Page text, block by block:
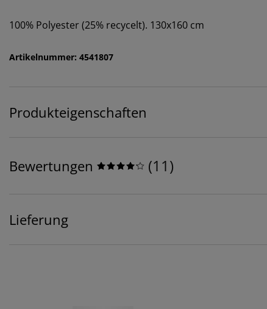
100% Polyester (25% recycelt). 130x160 cm
Artikelnummer: 4541807
Produkteigenschaften
Bewertungen (11)
Lieferung